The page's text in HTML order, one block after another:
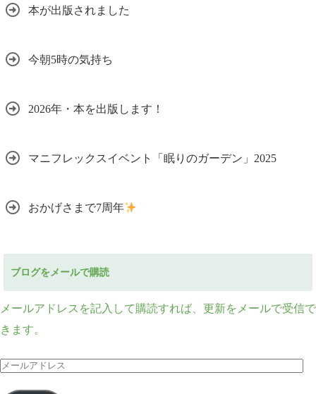
本が出版されました
今朝5時の気持ち
2026年・本を出版します！
マニフレックスイベント「眠りのガーデン」2025
おかげさまで7周年
ブログをメールで購読
メールアドレスを記入して購読すれば、更新をメールで受信で
きます。
メ